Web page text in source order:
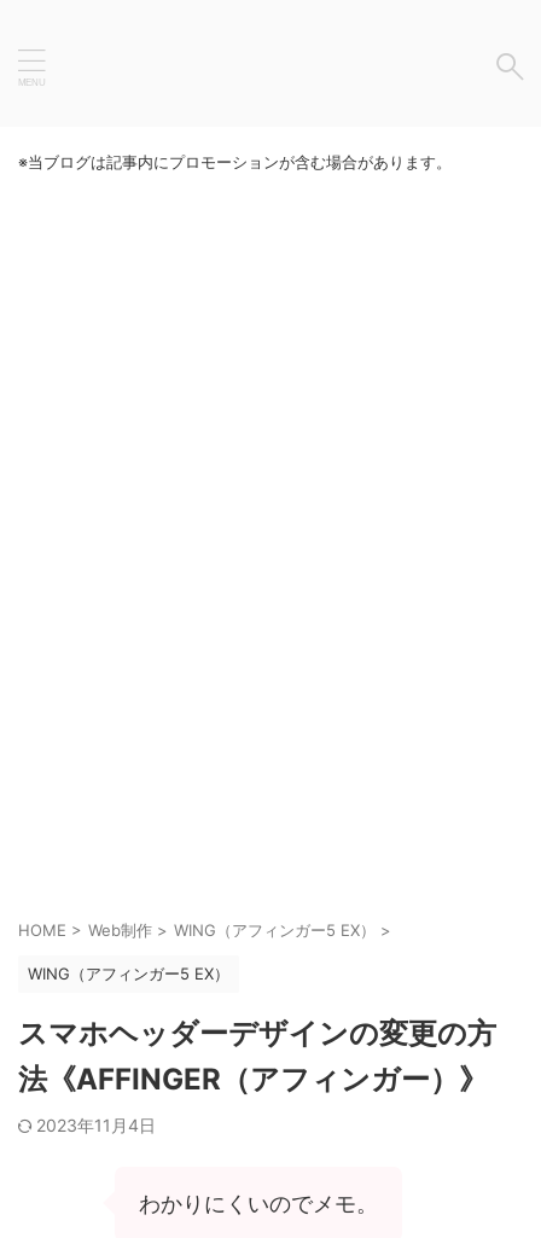
※当ブログは記事内にプロモーションが含む場合があります。
HOME > Web制作 > WING（アフィンガー5 EX） >
WING（アフィンガー5 EX）
スマホヘッダーデザインの変更の方
法《AFFINGER（アフィンガー）》
2023年11月4日
わかりにくいのでメモ。